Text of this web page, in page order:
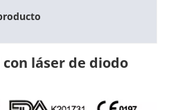
láser de diodo